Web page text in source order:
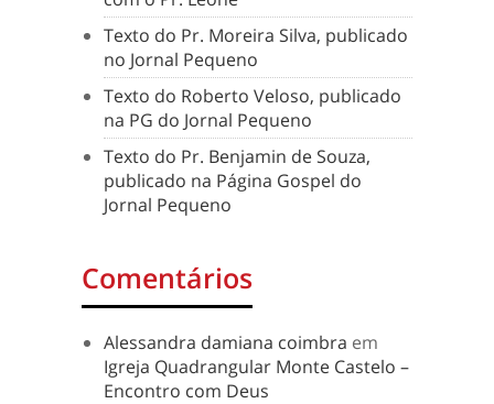
Texto do Pr. Moreira Silva, publicado
no Jornal Pequeno
Texto do Roberto Veloso, publicado
na PG do Jornal Pequeno
Texto do Pr. Benjamin de Souza,
publicado na Página Gospel do
Jornal Pequeno
Comentários
Alessandra damiana coimbra em
Igreja Quadrangular Monte Castelo –
Encontro com Deus